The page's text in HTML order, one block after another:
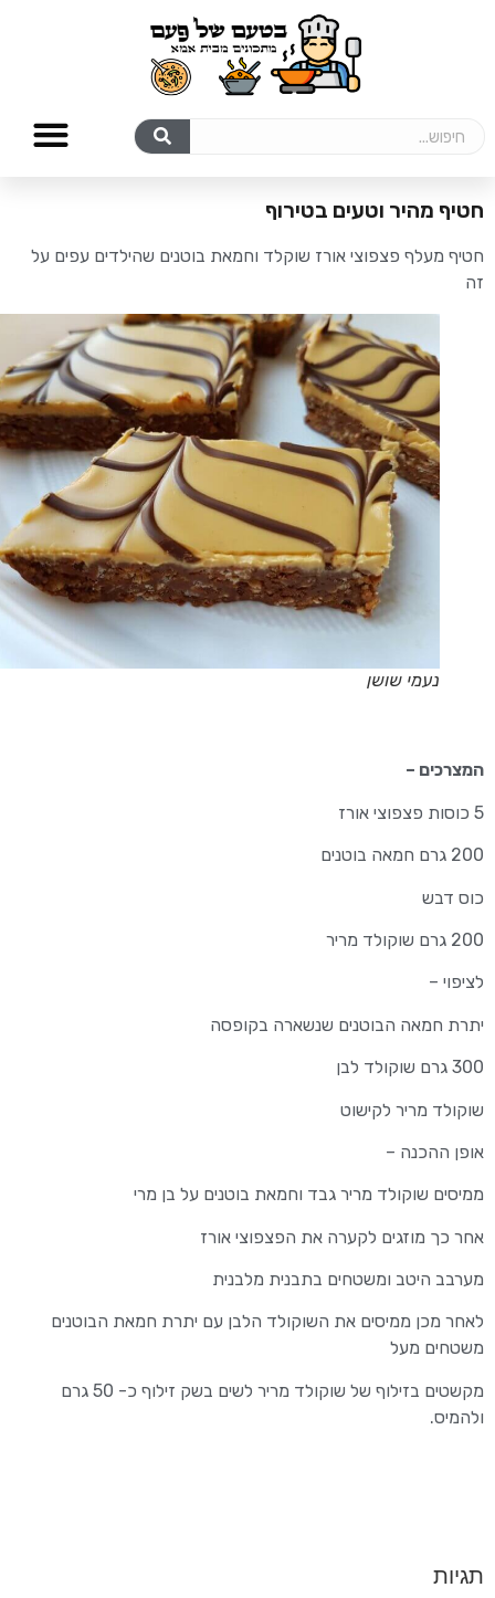
חטיף מהיר וטעים בטירוף
חטיף מעלף פצפוצי אורז שוקלד וחמאת בוטנים שהילדים עפים על
זה
נעמי שושן
המצרכים –
5 כוסות פצפוצי אורז
200 גרם חמאה בוטנים
כוס דבש
200 גרם שוקולד מריר
לציפוי –
יתרת חמאה הבוטנים שנשארה בקופסה
300 גרם שוקולד לבן
שוקולד מריר לקישוט
אופן ההכנה –
ממיסים שוקולד מריר גבד וחמאת בוטנים על בן מרי
אחר כך מוזגים לקערה את הפצפוצי אורז
מערבב היטב ומשטחים בתבנית מלבנית
לאחר מכן ממיסים את השוקולד הלבן עם יתרת חמאת הבוטנים
משטחים מעל
מקשטים בזילוף של שוקולד מריר לשים בשק זילוף כ- 50 גרם
ולהמיס.
תגיות